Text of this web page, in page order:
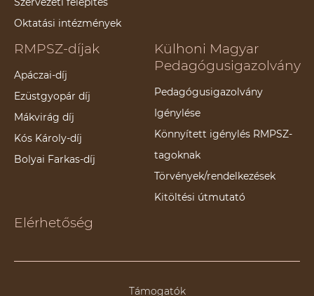
Oktatási intézmények
RMPSZ-díjak
Apáczai-díj
Ezüstgyopár díj
Mákvirág díj
Kós Károly-díj
Bolyai Farkas-díj
Külhoni Magyar
Pedagógusigazolvány
Pedagógusigazolvány
Igénylése
Könnyített igénylés RMPSZ-
tagoknak
Törvények/rendelkezések
Kitöltési útmutató
Elérhetőség
Támogatók